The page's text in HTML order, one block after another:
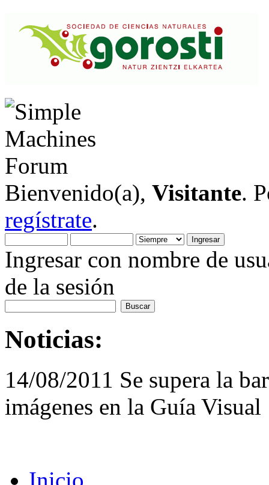
Bienvenido(a), Visitante.
regístrate.
Ingresar con nombre de
de la sesión
Noticias:
14/08/2011 Se supera la
imágenes en la Guía Visual
Inicio